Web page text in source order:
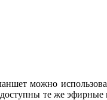
можно
те же эфирные